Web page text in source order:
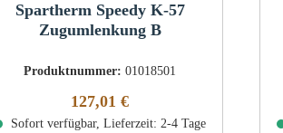
Spartherm Speedy K-57
Zugumlenkung B
Produktnummer:01018501
Regulärer Preis:
127,01 €
Sofort verfügbar, Lieferzeit: 2-4 Tage